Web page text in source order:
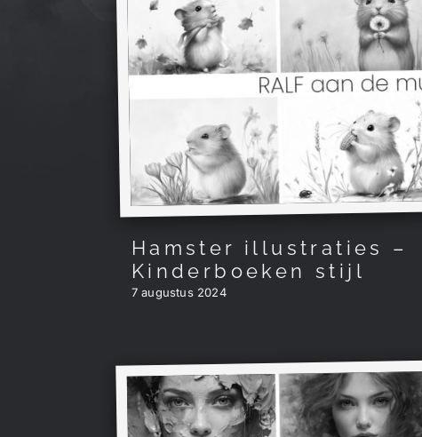
Hamster illustraties –
Kinderboeken stijl
7 augustus 2024